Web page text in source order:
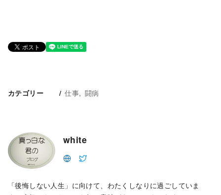
カテゴリー 仕事 闘病
white
「後悔しない人生」に向けて、わたくしなりに過ごしていま